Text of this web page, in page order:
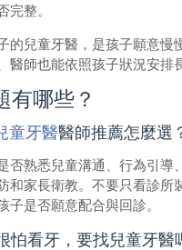
完整。
的兒童牙醫，是孩子願意慢
醫師也能依照孩子狀況安排
有哪些？
童牙醫醫師推薦怎麼選
否熟悉兒童溝通、行為引導
和家長衛教。不要只看診所
子是否願意配合與回診。
怕看牙，要找兒童牙醫